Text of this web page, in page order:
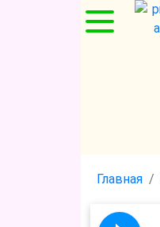
Главная